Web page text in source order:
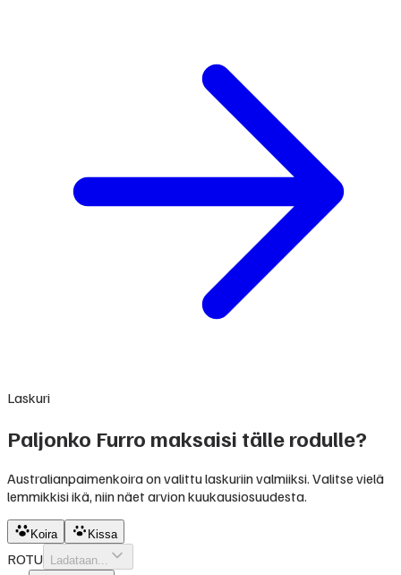
Laskuri
Paljonko Furro maksaisi tälle rodulle?
Australianpaimenkoira on valittu laskuriin valmiiksi. Valitse vielä
lemmikkisi ikä, niin näet arvion kuukausiosuudesta.
Koira Kissa
ROTU Ladataan...